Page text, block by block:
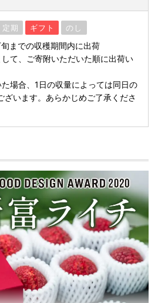
定期 ギフト のし
までの収穫期間内に出荷
て、ご寄附いただいた順に出荷い
場合、1日の収量によっては同日の
ざいます。あらかじめご了承くださ